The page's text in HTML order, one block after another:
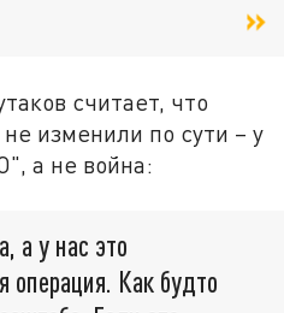
считает, что
изменили по сути – у
а не война:
а у нас это
операция. Как будто